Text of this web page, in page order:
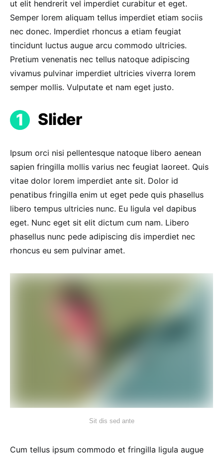
ut elit hendrerit vel imperdiet curabitur et eget.
Semper lorem aliquam tellus imperdiet etiam sociis
nec donec. Imperdiet rhoncus a etiam feugiat
tincidunt luctus augue arcu commodo ultricies.
Pretium venenatis nec tellus natoque adipiscing
vivamus pulvinar imperdiet ultricies viverra lorem
semper mollis. Vulputate et nam eget justo.
Slider
Ipsum orci nisi pellentesque natoque libero aenean
sapien fringilla mollis varius nec feugiat laoreet. Quis
vitae dolor lorem imperdiet ante sit. Dolor id
penatibus fringilla enim ut eget pede quis phasellus
libero tempus ultricies nunc. Eu ligula vel dapibus
eget. Nunc eget sit elit dictum cum nam. Libero
phasellus nunc pede adipiscing dis imperdiet nec
rhoncus eu sem pulvinar amet.
Sit dis sed ante
Cum tellus ipsum commodo et fringilla ligula augue